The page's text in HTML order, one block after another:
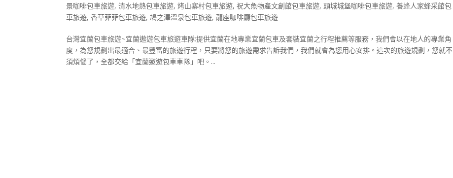
景咖啡包車旅遊,清水地熱包車旅遊,烤山寨村包車旅遊,祝大魚物產文創館包車旅遊,頭城城堡咖啡包車旅遊,養蜂人家蜂采館包
車旅遊,香草菲菲包車旅遊,鳩之澤溫泉包車旅遊,龍座咖啡廳包車旅遊
台灣宜蘭包車旅遊~宜蘭遨遊包車旅遊車隊:提供宜蘭在地專業宜蘭包車及套裝宜蘭之行程推薦等服務，我們會以在地人的專業角
度，為您規劃出最適合、最豐富的旅遊行程，只要將您的旅遊需求告訴我們，我們就會為您用心安排。這次的旅遊規劃，您就不
須煩惱了，全都交給「宜蘭遨遊包車車隊」吧。...